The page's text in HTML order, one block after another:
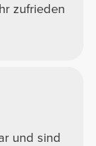
zufrieden
und sind